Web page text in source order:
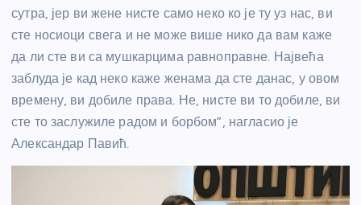
сутра, јер ви жене нисте само неко ко је ту уз нас, ви
сте носиоци свега и не може више нико да вам каже
да ли сте ви са мушкарцима равноправне. Највећа
заблуда је кад неко каже женама да сте данас, у овом
времену, ви добиле права. Не, нисте ви то добиле, ви
сте то заслужиле радом и борбом”, нагласио је
Александар Павић.